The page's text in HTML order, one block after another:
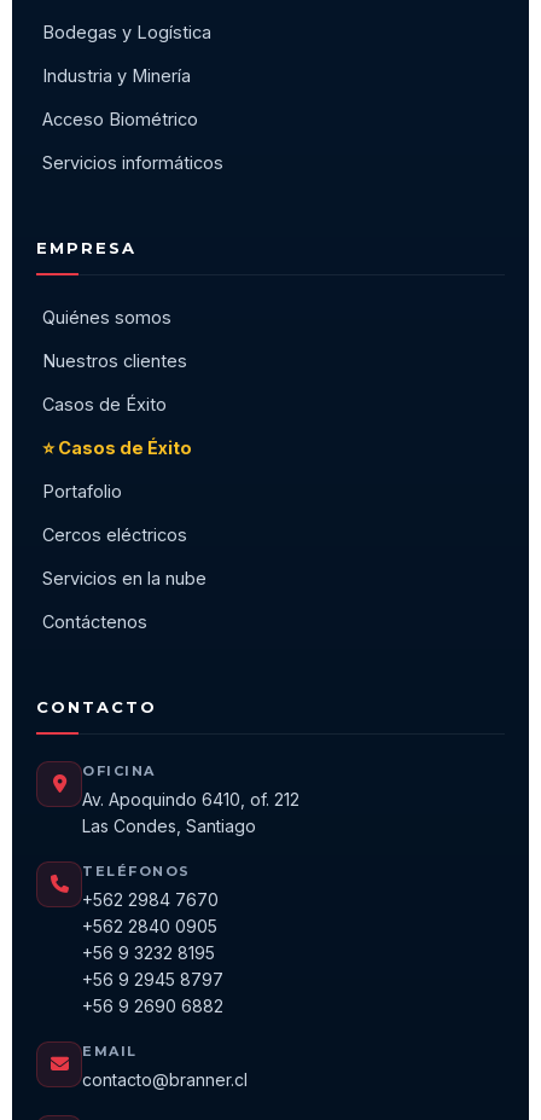
Bodegas y Logística
Industria y Minería
Acceso Biométrico
Servicios informáticos
EMPRESA
Quiénes somos
Nuestros clientes
Casos de Éxito
⭐ Casos de Éxito
Portafolio
Cercos eléctricos
Servicios en la nube
Contáctenos
CONTACTO
OFICINA
Av. Apoquindo 6410, of. 212
Las Condes, Santiago
TELÉFONOS
+562 2984 7670
+562 2840 0905
+56 9 3232 8195
+56 9 2945 8797
+56 9 2690 6882
EMAIL
contacto@branner.cl